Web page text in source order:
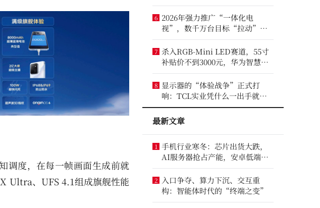
调度，在每一帧画面生成前就
Ultra、UFS 4.1组成旗舰性能
6 2026年强力推广“一体化电
视”，数千万台目标“拉动”彩
电业？
7 杀入RGB-Mini LED赛道，55寸
补贴价不到3000元，华为智慧屏
要“走量”？
8 显示器的“体验战争”正式打
响：TCL实业凭什么一出手就定
义了三条赛道？
最新文章
1 手机行业寒冬：芯片出货大跌，
AI服务器抢占产能，安卓低端压
力最大
2
入口争夺、算力下沉、交互重
构：智能体时代的“终端之变”